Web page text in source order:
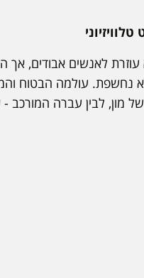
לאנשים אבודים,
נחשפת. עולמה הבטוח
מון, לבין עברה